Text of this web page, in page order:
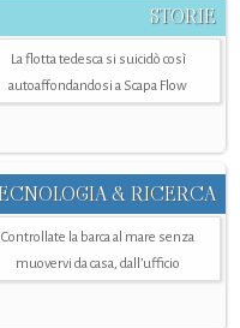
STORIE
La flotta tedesca si suicidò così
autoaffondandosi a Scapa Flow
& RICERCA
Controllate la barca al mare senza
muovervi da casa, dall’ufficio